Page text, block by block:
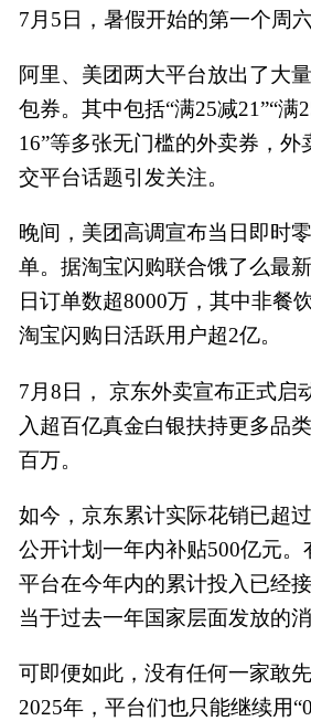
7月5日，暑假开始的第一个周六
阿里、美团两大平台放出了大
包券。其中包括“满25减21”“满
16”等多张无门槛的外卖券，外
交平台话题引发关注。
晚间，美团高调宣布当日即时
单。据淘宝闪购联合饿了么最
日订单数超8000万，其中非餐
淘宝闪购日活跃用户超2亿。
7月8日， 京东外卖宣布正式启
入超百亿真金白银扶持更多品
百万。
如今，京东累计实际花销已超
公开计划一年内补贴500亿元。
平台在今年内的累计投入已经
当于过去一年国家层面发放的消
可即便如此，没有任何一家敢
2025年，平台们也只能继续用